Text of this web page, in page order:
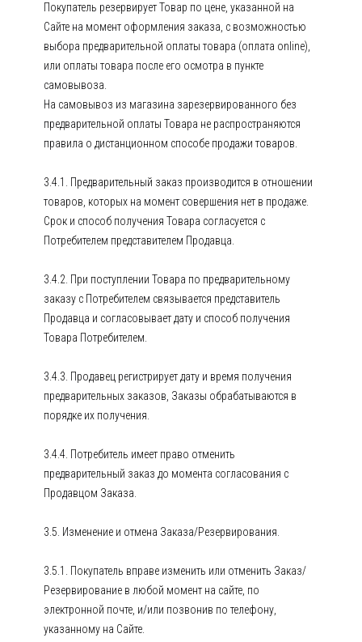
Покупатель резервирует Товар по цене, указанной на
Сайте на момент оформления заказа, с возможностью
выбора предварительной оплаты товара (оплата online),
или оплаты товара после его осмотра в пункте
самовывоза.
На самовывоз из магазина зарезервированного без
предварительной оплаты Товара не распространяются
правила о дистанционном способе продажи товаров.
3.4.1. Предварительный заказ производится в отношении
товаров, которых на момент совершения нет в продаже.
Срок и способ получения Товара согласуется с
Потребителем представителем Продавца.
3.4.2. При поступлении Товара по предварительному
заказу с Потребителем связывается представитель
Продавца и согласовывает дату и способ получения
Товара Потребителем.
3.4.3. Продавец регистрирует дату и время получения
предварительных заказов, Заказы обрабатываются в
порядке их получения.
3.4.4. Потребитель имеет право отменить
предварительный заказ до момента согласования с
Продавцом Заказа.
3.5. Изменение и отмена Заказа/Резервирования.
3.5.1. Покупатель вправе изменить или отменить Заказ/
Резервирование в любой момент на сайте, по
электронной почте, и/или позвонив по телефону,
указанному на Сайте.